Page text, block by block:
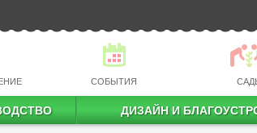
СОБЫТИЯ
ДИЗАЙН И